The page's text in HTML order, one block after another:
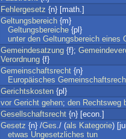
Fehlergesetz {n} [math.]
Geltungsbereich {m}
Geltungsbereiche {pl}
unter den Geltungsbereich eines
Gemeindesatzung {f};
Verordnung {f}
Gemeinschaftsrecht {n}
Europäisches
Gerichtskosten {pl}
vor Gericht gehen; den Rechtsweg
Gesellschaftsrecht {n} [econ.]
Gesetz {n} /Ges./ (als Kategorie)
etwas Ungesetzliches tun